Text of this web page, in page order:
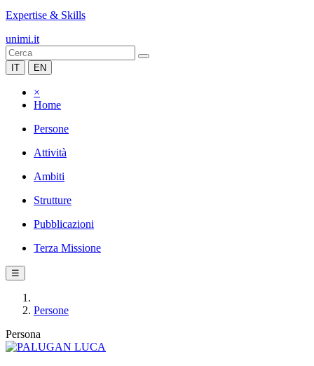
Expertise & Skills
unimi.it
IT EN
×
Home
Persone
Attività
Ambiti
Strutture
Pubblicazioni
Terza Missione
☰
Persone
Persona